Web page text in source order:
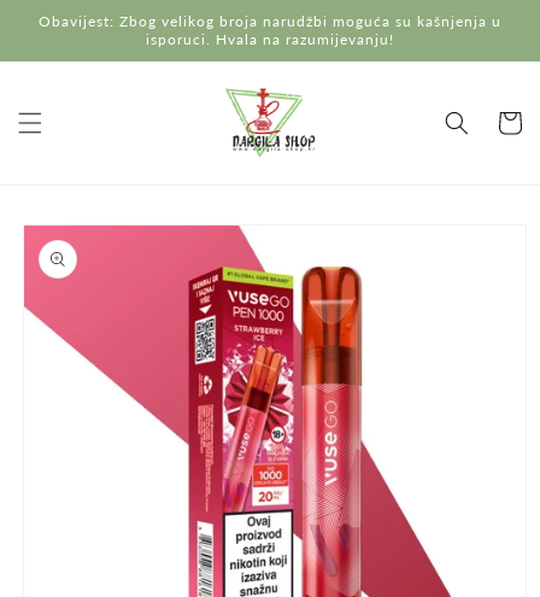
na
Obavijest: Zbog velikog broja narudžbi moguća su kašnjenja u
isporuci. Hvala na razumijevanju!
proizvodu